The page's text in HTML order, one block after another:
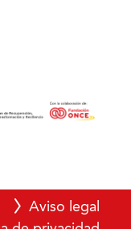
Aviso legal